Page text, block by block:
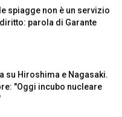
spiagge non è un servizio
parola di Garante
su Hiroshima e Nagasaki.
"Oggi incubo nucleare